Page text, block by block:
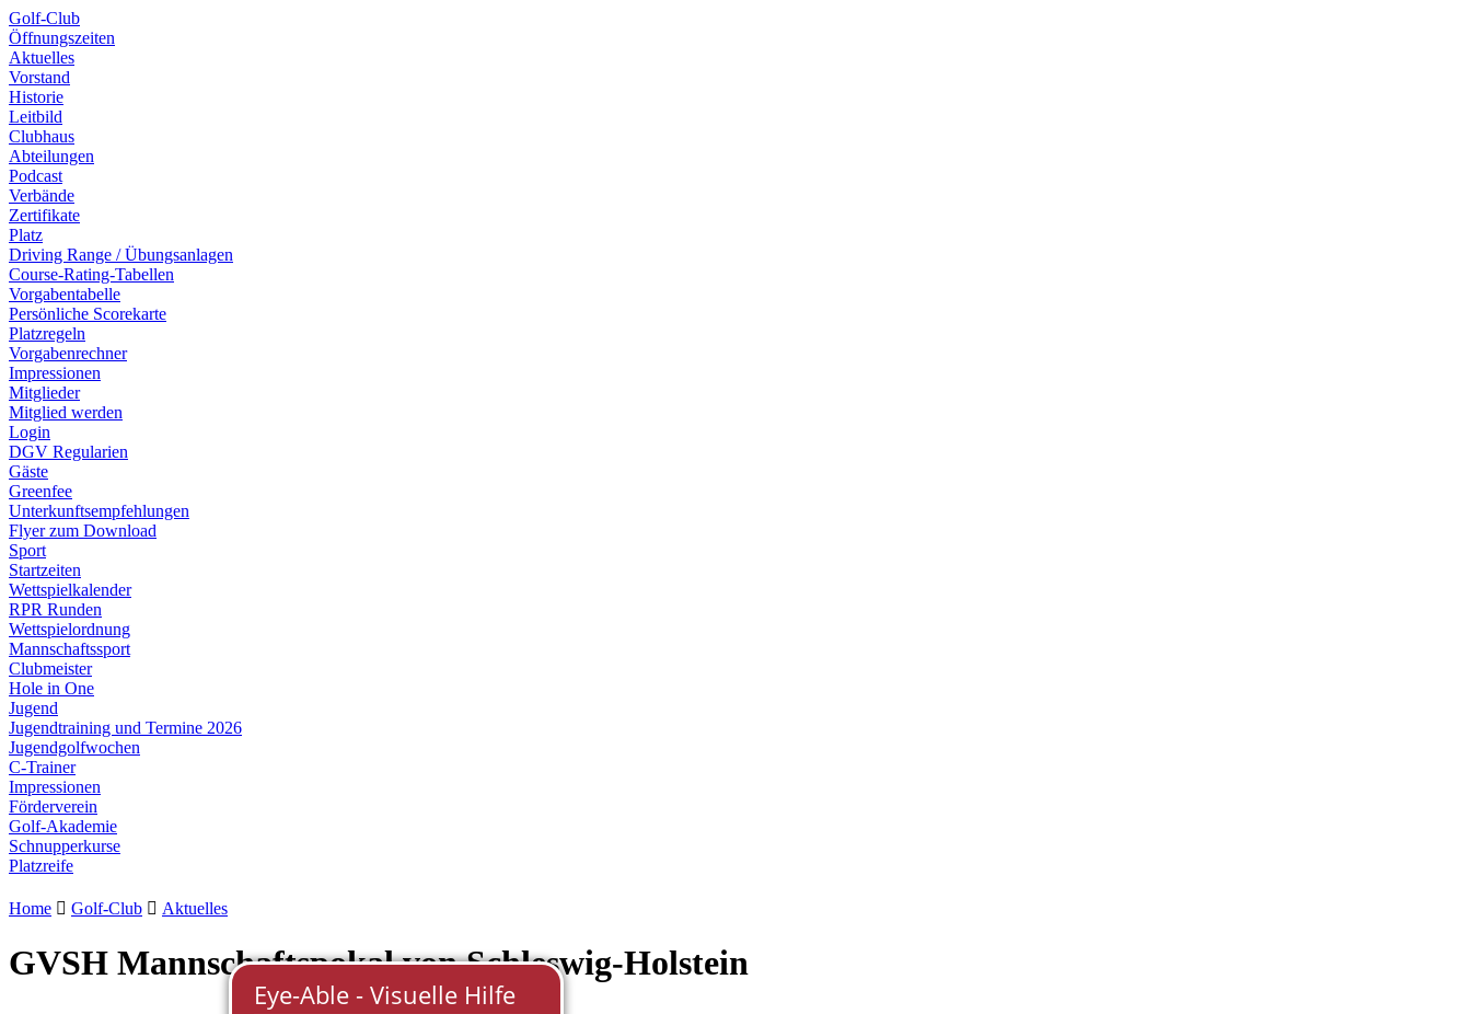
Golf-Club
Öffnungszeiten
Aktuelles
Vorstand
Historie
Leitbild
Clubhaus
Abteilungen
Podcast
Verbände
Zertifikate
Platz
Driving Range / Übungsanlagen
Course-Rating-Tabellen
Vorgabentabelle
Persönliche Scorekarte
Platzregeln
Vorgabenrechner
Impressionen
Mitglieder
Mitglied werden
Login
DGV Regularien
Gäste
Greenfee
Unterkunftsempfehlungen
Flyer zum Download
Sport
Startzeiten
Wettspielkalender
RPR Runden
Wettspielordnung
Mannschaftssport
Clubmeister
Hole in One
Jugend
Jugendtraining und Termine 2026
Jugendgolfwochen
C-Trainer
Impressionen
Förderverein
Golf-Akademie
Schnupperkurse
Platzreife
Home  Golf-Club  Aktuelles
GVSH Mannschaftspokal von Schleswig-Holstein